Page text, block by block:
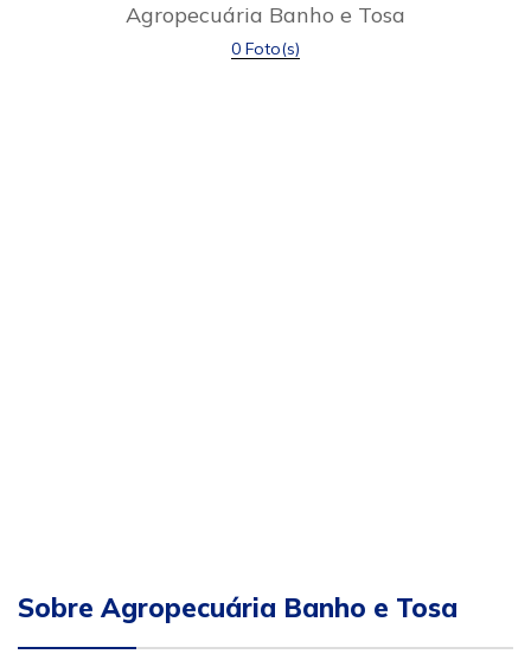
Agropecuária Banho e Tosa
0 Foto(s)
Sobre Agropecuária Banho e Tosa